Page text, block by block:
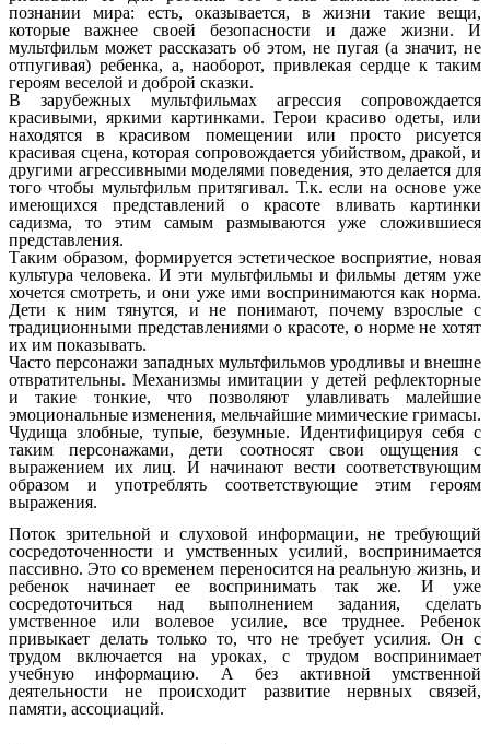
познании мира: есть, оказывается, в жизни такие вещи,
которые важнее своей безопасности и даже жизни. И
мультфильм может рассказать об этом, не пугая (а значит, не
отпугивая) ребенка, а, наоборот, привлекая сердце к таким
героям веселой и доброй сказки.
В зарубежных мультфильмах агрессия сопровождается
красивыми, яркими картинками. Герои красиво одеты, или
находятся в красивом помещении или просто рисуется
красивая сцена, которая сопровождается убийством, дракой, и
другими агрессивными моделями поведения, это делается для
того чтобы мультфильм притягивал. Т.к. если на основе уже
имеющихся представлений о красоте вливать картинки
садизма, то этим самым размываются уже сложившиеся
представления.
Таким образом, формируется эстетическое восприятие, новая
культура человека. И эти мультфильмы и фильмы детям уже
хочется смотреть, и они уже ими воспринимаются как норма.
Дети к ним тянутся, и не понимают, почему взрослые с
традиционными представлениями о красоте, о норме не хотят
их им показывать.
Часто персонажи западных мультфильмов уродливы и внешне
отвратительны. Механизмы имитации у детей рефлекторные
и такие тонкие, что позволяют улавливать малейшие
эмоциональные изменения, мельчайшие мимические гримасы.
Чудища злобные, тупые, безумные. Идентифицируя себя с
таким персонажами, дети соотносят свои ощущения с
выражением их лиц. И начинают вести соответствующим
образом и употреблять соответствующие этим героям
выражения.
Поток зрительной и слуховой информации, не требующий
сосредоточенности и умственных усилий, воспринимается
пассивно. Это со временем переносится на реальную жизнь, и
ребенок начинает ее воспринимать так же. И уже
сосредоточиться над выполнением задания, сделать
умственное или волевое усилие, все труднее. Ребенок
привыкает делать только то, что не требует усилия. Он с
трудом включается на уроках, с трудом воспринимает
учебную информацию. А без активной умственной
деятельности не происходит развитие нервных связей,
памяти, ассоциаций.